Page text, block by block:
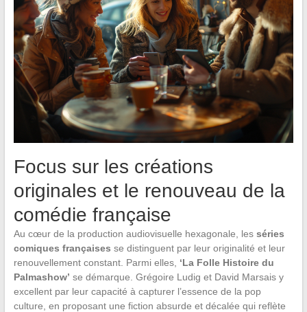
Focus sur les créations
originales et le renouveau de la
comédie française
Au cœur de la production audiovisuelle hexagonale, les séries
comiques françaises se distinguent par leur originalité et leur
renouvellement constant. Parmi elles, ‘La Folle Histoire du
Palmashow’ se démarque. Grégoire Ludig et David Marsais y
excellent par leur capacité à capturer l’essence de la pop
culture, en proposant une fiction absurde et décalée qui reflète